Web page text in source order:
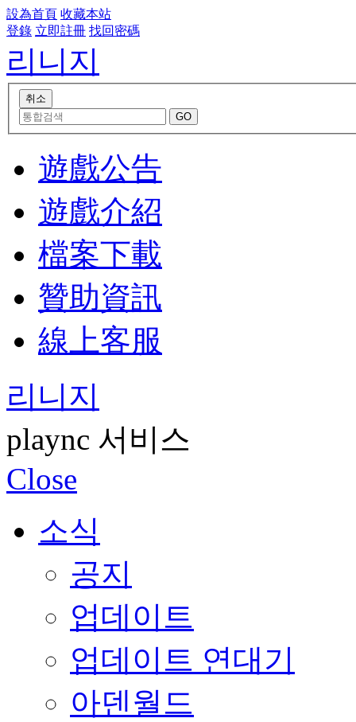
設為首頁 收藏本站
登錄 立即註冊 找回密碼
리니지
遊戲公告
遊戲介紹
檔案下載
贊助資訊
線上客服
리니지
plaync 서비스
Close
소식
공지
업데이트
업데이트 연대기
아덴월드